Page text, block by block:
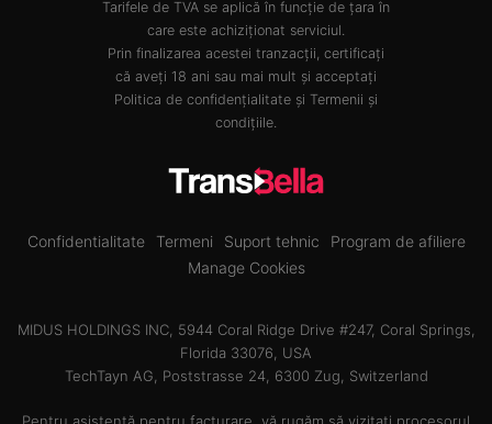
Tarifele de TVA se aplică în funcție de țara în
care este achiziționat serviciul.
Prin finalizarea acestei tranzacții, certificați
că aveți 18 ani sau mai mult și acceptați
Politica de confidențialitate și Termenii și
condițiile
Confidentialitate Termeni Suport tehnic
Program de afiliere
Manage Cookies
MIDUS HOLDINGS INC, 5944 Coral Ridge Drive #247, Coral Springs,
Florida 33076, USA
TechTayn AG, Poststrasse 24, 6300 Zug, Switzerland
Pentru asistență pentru facturare, vă rugăm să vizitați procesorul